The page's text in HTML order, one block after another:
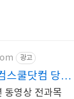
광고
스쿨닷컴 당일
티콘!
동영상 전과목